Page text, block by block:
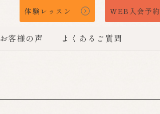
体験レッスン WEB入会予約
お客様の声 よくあるご質問